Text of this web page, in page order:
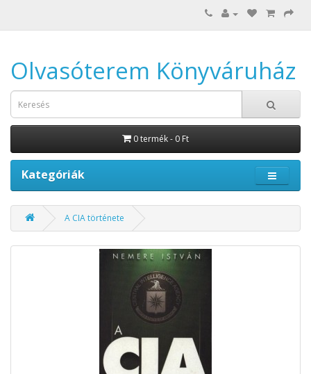
Olvasóterem Könyváruház
0 termék - 0 Ft
Kategóriák
A CIA története